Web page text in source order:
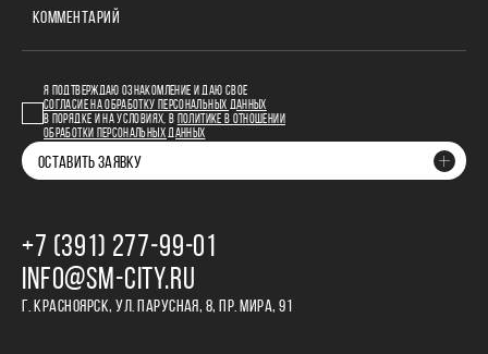
КОММЕНТАРИЙ
Я ПОДТВЕРЖДАЮ ОЗНАКОМЛЕНИЕ И ДАЮ СВОЕ
СОГЛАСИЕ НА ОБРАБОТКУ ПЕРСОНАЛЬНЫХ ДАННЫХ
В ПОРЯДКЕ И НА УСЛОВИЯХ, В
ПОЛИТИКЕ В ОТНОШЕНИИ
ОБРАБОТКИ ПЕРСОНАЛЬНЫХ ДАННЫХ
ОСТАВИТЬ ЗАЯВКУ
+7 (391) 277‒99‒01
INFO@SM-CITY.RU
Г. КРАСНОЯРСК, УЛ. ПАРУСНАЯ, 8, ПР. МИРА, 91